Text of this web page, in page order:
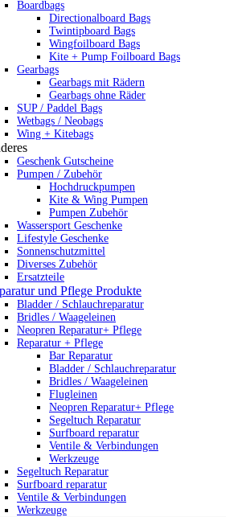
Boardbags
Directionalboard Bags
Twintipboard Bags
Wingfoilboard Bags
Kite + Pump Foilboard Bags
Gearbags
Gearbags mit Rädern
Gearbags ohne Räder
SUP / Paddel Bags
Wetbags / Neobags
Wing + Kitebags
Geschenk Gutscheine
Pumpen / Zubehör
Hochdruckpumpen
Kite & Wing Pumpen
Pumpen Zubehör
Wassersport Geschenke
Lifestyle Geschenke
Sonnenschutzmittel
Diverses Zubehör
Ersatzteile
und Pflege Produkte
Bladder / Schlauchreparatur
Bridles / Waageleinen
Neopren Reparatur+ Pflege
Reparatur + Pflege
Bar Reparatur
Bladder / Schlauchreparatur
Bridles / Waageleinen
Flugleinen
Neopren Reparatur+ Pflege
Segeltuch Reparatur
Surfboard reparatur
Ventile & Verbindungen
Werkzeuge
Segeltuch Reparatur
Surfboard reparatur
Ventile & Verbindungen
Werkzeuge